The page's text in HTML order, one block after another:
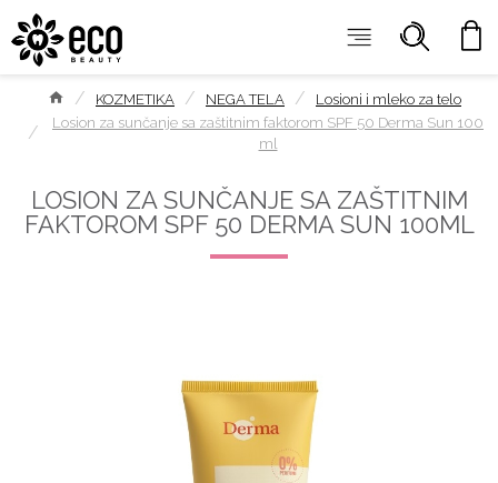
KOZMETIKA NEGA TELA
Losioni i mleko za telo
Losion za sunčanje sa zaštitnim faktorom SPF 50 Derma Sun 100
ml
LOSION ZA SUNČANJE SA ZAŠTITNIM
FAKTOROM SPF 50 DERMA SUN 100ML